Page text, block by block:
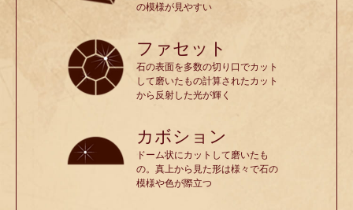
の模様が見やすい
ファセット
石の表面を多数の切り口でカット
して磨いたもの計算されたカット
から反射した光が輝く
カボション
ドーム状にカットして磨いたも
の。真上から見た形は様々で石の
模様や色が際立つ